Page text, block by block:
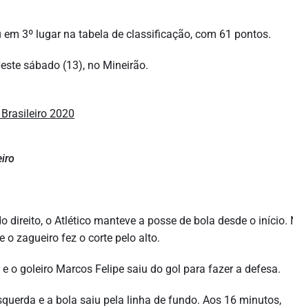
3º lugar na tabela de classificação, com 61 pontos.
sábado (13), no Mineirão.
direito, o Atlético manteve a posse de bola desde o início.
o zagueiro fez o corte pelo alto.
o goleiro Marcos Felipe saiu do gol para fazer a defesa.
e a bola saiu pela linha de fundo. Aos 16 minutos,